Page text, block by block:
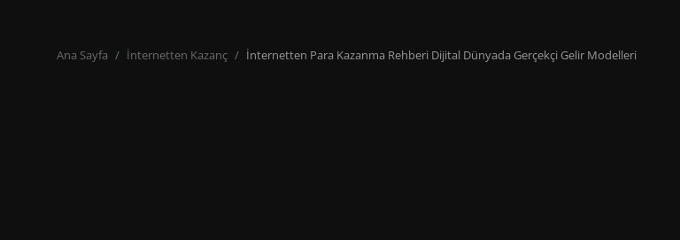
Ana Sayfa İnternetten Kazanç İnternetten Para Kazanma Rehberi Dijital Dünyada Gerçekçi Gelir Modelleri